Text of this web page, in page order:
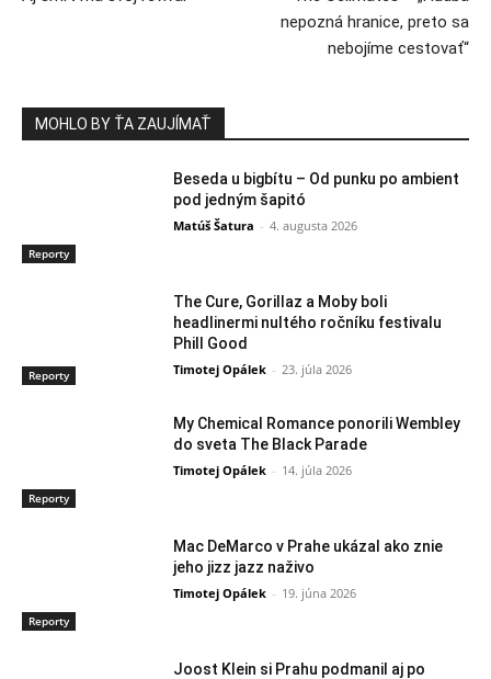
nepozná hranice, preto sa
nebojíme cestovať“
MOHLO BY ŤA ZAUJÍMAŤ
Reporty
Beseda u bigbítu – Od punku po ambient
pod jedným šapitó
Matúš Šatura - 4. augusta 2026
Reporty
The Cure, Gorillaz a Moby boli
headlinermi nultého ročníku festivalu
Phill Good
Timotej Opálek - 23. júla 2026
Reporty
My Chemical Romance ponorili Wembley
do sveta The Black Parade
Timotej Opálek - 14. júla 2026
Reporty
Mac DeMarco v Prahe ukázal ako znie
jeho jizz jazz naživo
Timotej Opálek - 19. júna 2026
Joost Klein si Prahu podmanil aj po